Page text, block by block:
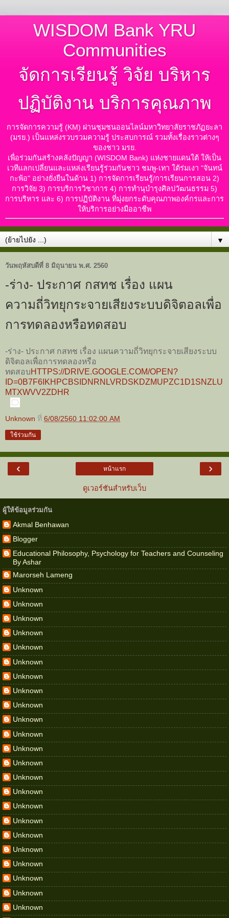
WISDOM Bank YRU
Communities
จัดการเรียนรู้ วิจัย บริหาร
ปฏิบัติงาน บริการคุณภาพ
การจัดการความรู้ (KM) ผ่านชุมชนออนไลน์มหาวิทยาลัยราชภัฏยะลา
(มรย.) เป็นแหล่งรวบรวมความรู้ ประสบการณ์ รวมทั้งเรื่องราวต่างๆ
ของชาว มรย.
เพื่อร่วมกันสร้างคลังปัญญา (WISDOM Bank) แห่งชายแดนใต้ ให้เป็น
เวทีแลกเปลี่ยนและแหล่งเรียนรู้ร่วมกันชาว ชมพู-เทา ใต้ร่มเงา "จันทน์
กะพ้อ" อย่างยั่งยืนในด้าน 1) การจัดการเรียนรู้/การเรียนการสอน 2)
การวิจัย 3) การบริการวิชาการ 4) การทำนุบำรุงศิลปวัฒนธรรม 5)
การบริหาร และ 6) การปฏิบัติงาน ที่มุ่งยกระดับคุณภาพองค์กรและการ
ให้บริการอย่างมืออาชีพ
▼
วันพฤหัสบดีที่ 8 มิถุนายน พ.ศ. 2560
-ร่าง- ประกาศ กสทช เรื่อง แผน
ความถี่วิทยุกระจายเสียงระบบดิจิตอลเพื่อ
การทดลองหรือทดสอบ
-ร่าง- ประกาศ กสทช เรื่อง แผนความถี่วิทยุกระจายเสียงระบบ
ดิจิตอลเพื่อการทดลองหรือ
ทดสอบHTTPS://DRIVE.GOOGLE.COM/OPEN?
ID=0B7F6IKHPCBSIDNRNLVRDSKDZMUPZC1D1SNZLU
MTXWVV2ZDHR
Unknown ที่ 6/08/2560 11:02:00 AM
ใช้ร่วมกัน
‹ ›
หน้าแรก
ดูเวอร์ชันสำหรับเว็บ
ผู้ให้ข้อมูลร่วมกัน
Akmal Benhawan
Blogger
Educational Philosophy, Psychology for Teachers and Counseling
By Ashar
Marorseh Lameng
Unknown
Unknown
Unknown
Unknown
Unknown
Unknown
Unknown
Unknown
Unknown
Unknown
Unknown
Unknown
Unknown
Unknown
Unknown
Unknown
Unknown
Unknown
Unknown
Unknown
Unknown
Unknown
Unknown